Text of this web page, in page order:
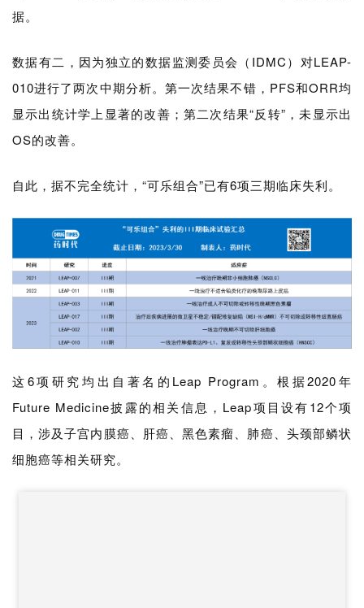
据。
数据有二，因为独立的数据监测委员会（IDMC）对LEAP-
010进行了两次中期分析。第一次结果不错，PFS和ORR均
显示出统计学上显著的改善；第二次结果“反转”，未显示出
OS的改善。
自此，据不完全统计，“可乐组合”已有6项三期临床失利。
这6项研究均出自著名的Leap Program。根据2020年
Future Medicine披露的相关信息，Leap项目设有12个项
目，涉及子宫内膜癌、肝癌、黑色素瘤、肺癌、头颈部鳞状
细胞癌等相关研究。